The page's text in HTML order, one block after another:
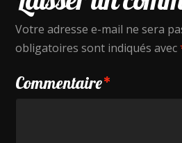
Votre adresse e-mail ne sera
obligatoires sont indiqués avec
Commentaire*